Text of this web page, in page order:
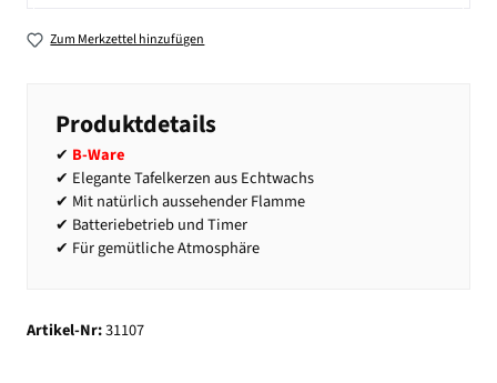
Zum Merkzettel hinzufügen
Produktdetails
✔ B-Ware
✔ Elegante Tafelkerzen aus Echtwachs
✔ Mit natürlich aussehender Flamme
✔ Batteriebetrieb und Timer
✔ Für gemütliche Atmosphäre
Artikel-Nr:31107